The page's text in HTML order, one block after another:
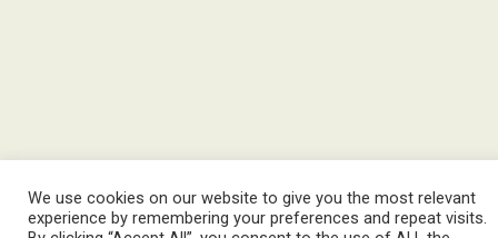
We use cookies on our website to give you the most relevant
experience by remembering your preferences and repeat visits.